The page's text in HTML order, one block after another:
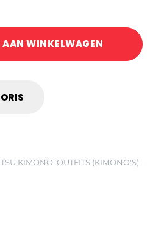
AAN WINKELWAGEN
KIMONO ,OUTFITS (KIMONO'S)